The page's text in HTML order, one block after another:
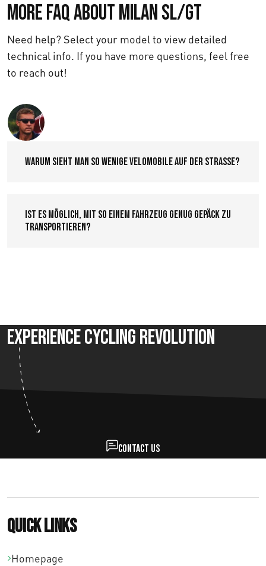
More FAQ about Milan SL/GT
Need help? Select your model to view detailed
technical info. If you have more questions, feel free
to reach out!
WARUM SIEHT MAN SO WENIGE VELOMOBILE AUF DER STRASSE?
IST ES MÖGLICH, MIT SO EINEM FAHRZEUG GENUG GEPÄCK ZU
TRANSPORTIEREN?
Experience Cycling Revolution
Contact us
Quick links
Homepage